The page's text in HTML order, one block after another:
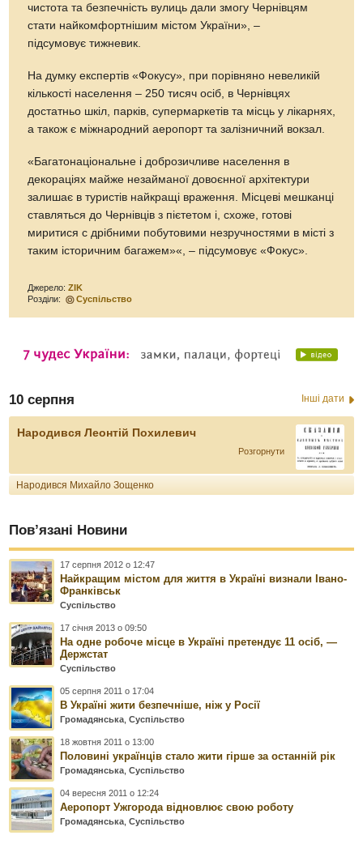
чистота та безпечність вулиць дали змогу Чернівцям
стати найкомфортнішим містом України», –
підсумовує тижневик.
На думку експертів «Фокусу», при порівняно невеликій
кількості населення – 250 тисяч осіб, в Чернівцях
достатньо шкіл, парків, супермаркетів та місць у лікарнях,
а також є міжнародний аеропорт та залізничний вокзал.
«Багатонаціональне і доброзичливе населення в
декораціях майже незайманої довоєнної архітектури
залишає в туристів найкращі враження. Місцеві мешканці
ставляться до Чернівців з пієтетом і, схоже, готові
миритися с дрібними побутовими незручностями в місті з
таким історичним багажем»«, – підсумовує «Фокус».
Джерело:ZIK
Розділи:
Суспільство
10 серпня Інші дати
Народився Леонтій Похилевич
Розгорнути
Народився Михайло Зощенко
Пов’язані Новини
17 серпня 2012 о 12:47
Найкращим містом для життя в Україні визнали Івано-
Франківськ
Суспільство
17 січня 2013 о 09:50
На одне робоче місце в Україні претендує 11 осіб, —
Держстат
Суспільство
05 серпня 2011 о 17:04
В Україні жити безпечніше, ніж у Росії
Громадянська ,Суспільство
18 жовтня 2011 о 13:00
Половині українців стало жити гірше за останній рік
Громадянська ,Суспільство
04 вересня 2011 о 12:24
Аеропорт Ужгорода відновлює свою роботу
Громадянська ,Суспільство